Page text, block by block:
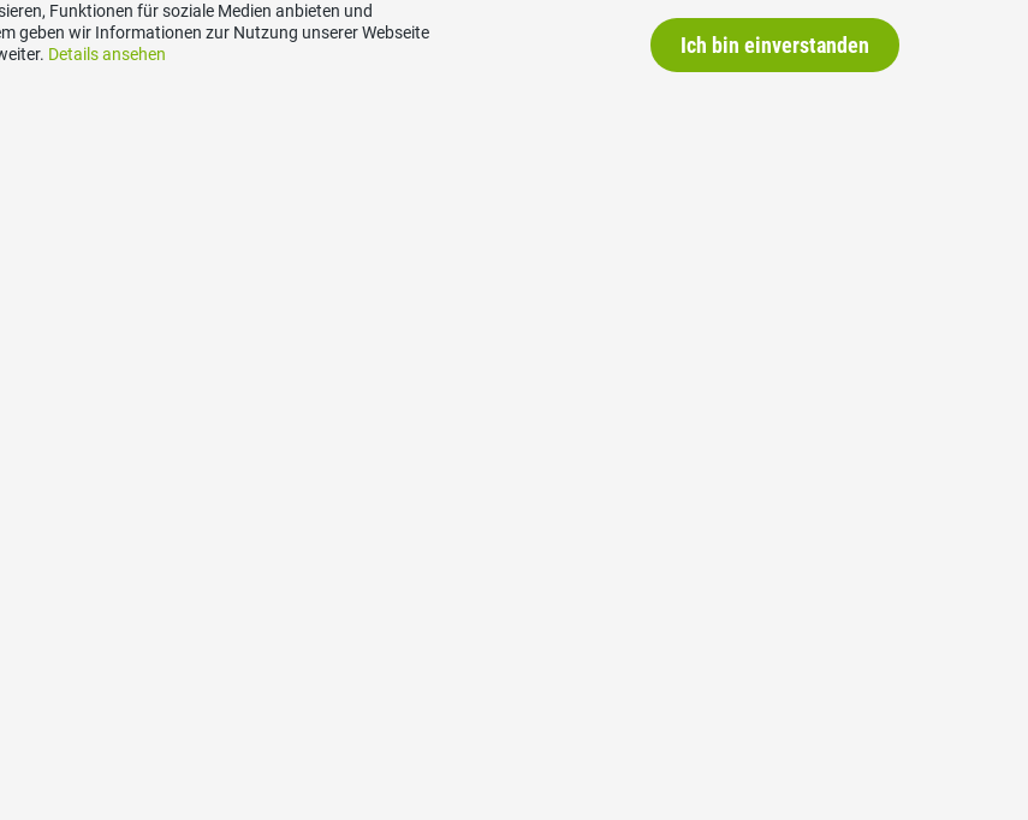
Klartext: Eigenverantwortung statt Bürokratie
Funktionen für soziale Medien anbieten und
geben wir Informationen zur Nutzung unserer Webseite
Details ansehen Ich bin einverstanden